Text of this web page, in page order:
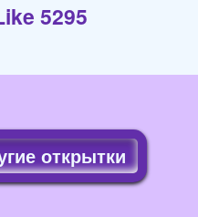
5295
открытки